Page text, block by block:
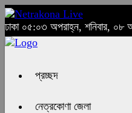
ঢাকা ০৫:০৩ অপরাহ্ন, শনিবার, ০৮
প্রচ্ছদ
নেত্রকোণা জেলা